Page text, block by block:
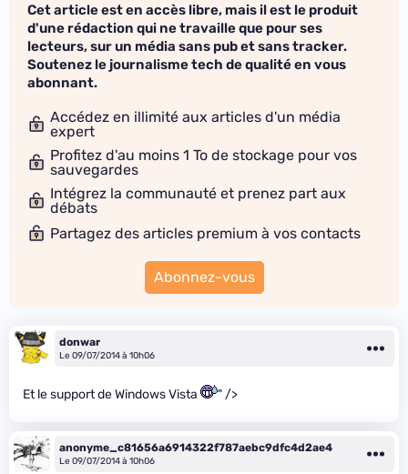
Cet article est en accès libre, mais il est le produit
d'une rédaction qui ne travaille que pour ses
lecteurs, sur un média sans pub et sans tracker.
Soutenez le journalisme tech de qualité en vous
abonnant.
Accédez en illimité aux articles d'un média
expert
Profitez d'au moins 1 To de stockage pour vos
sauvegardes
Intégrez la communauté et prenez part aux
débats
Partagez des articles premium à vos contacts
Abonnez-vous
donwar
Le 09/07/2014 à 10h06
Et le support de Windows Vista " />
anonyme_c81656a6914322f787aebc9dfc4d2ae4
Le 09/07/2014 à 10h06